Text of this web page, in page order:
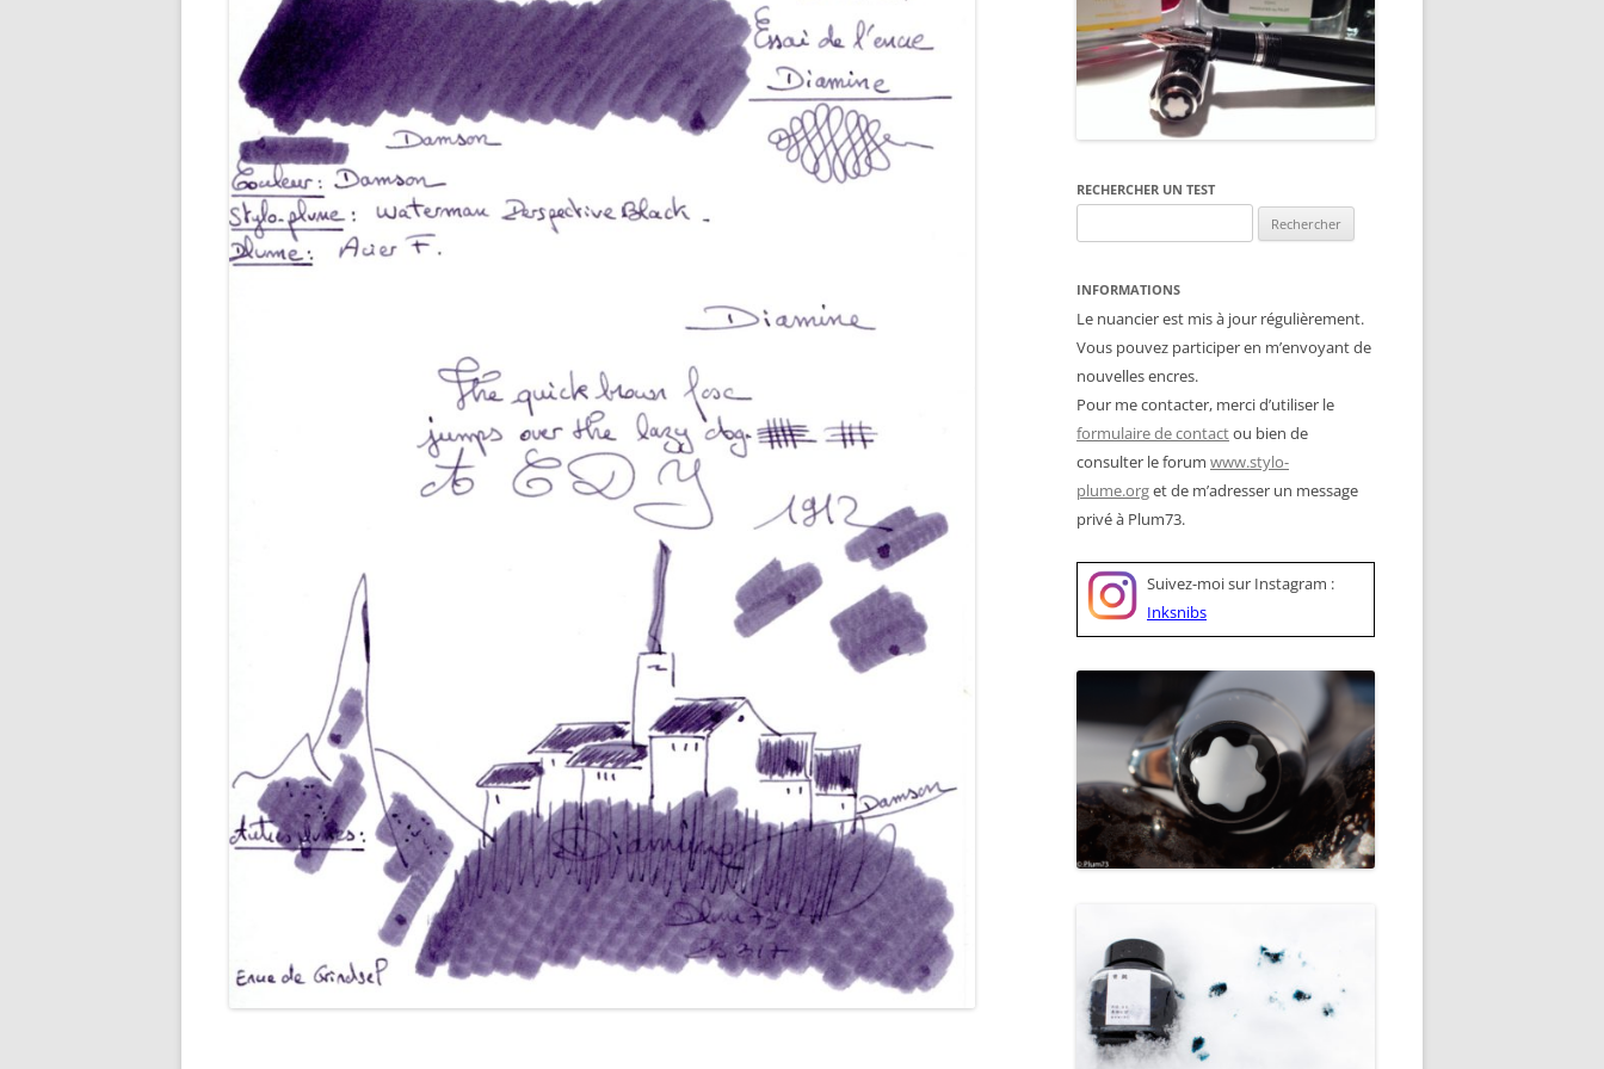
ENCRES MARRONS
ENCRES ORANGES
ENCRES ROSES
ENCRES VERTES
COLORVERSE
CONWAY STEWART
CROSS
EDELBERG
EDELSTEIN
FERRIS WHEEL PRESS
FRANKLIN-CHRISTOPH
GRAF VON FABER-CASTELL
HIERONYMUS
IL PAPIRO
IROSHIZUKU
KAKIMORI
KAWECO
KWZ
KYO-IRO
KYO-NO-OTO
COMPARATIFS LIE DE VIN
COMPARATIFS ORANGES
COMPARATIFS ROUGES
COMPARATIFS ROSES RECHERCHER UN TEST
INFORMATIONS
Le nuancier est mis à jour régulièrement.
Vous pouvez participer en m’envoyant de
nouvelles encres.
Pour me contacter, merci d’utiliser le
formulaire de contactou bien de
consulter le forum www.stylo-
plume.orget de m’adresser un message
privé à Plum73.
Suivez-moi sur Instagram :
Inksnibs